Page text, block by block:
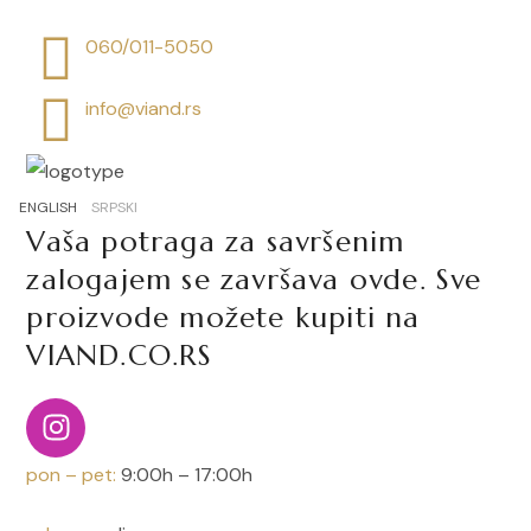
060/011-5050
info@viand.rs
ENGLISH SRPSKI
Vaša potraga za savršenim
zalogajem se završava ovde. Sve
proizvode možete kupiti na
VIAND.CO.RS
pon – pet: 9:00h – 17:00h